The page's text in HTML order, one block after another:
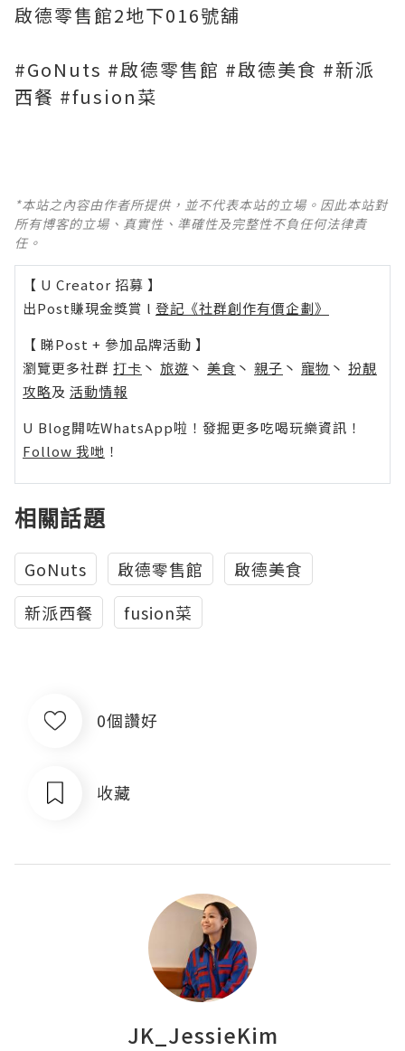
啟德零售館2地下016號舖
#GoNuts #啟德零售館 #啟德美食 #新派
西餐 #fusion菜
*本站之內容由作者所提供，並不代表本站的立場。因此本站對
所有博客的立場、真實性、準確性及完整性不負任何法律責
任。
【 U Creator 招募 】
出Post賺現金獎賞 l 登記《社群創作有價企劃》
【 睇Post + 參加品牌活動 】
瀏覽更多社群 打卡 丶 旅遊 丶 美食 丶 親子 丶 寵物 丶 扮靚
攻略及 活動情報
U Blog開咗WhatsApp啦！發掘更多吃喝玩樂資訊！
Follow 我哋 ！
相關話題
GoNuts 啟德零售館
啟德美食
新派西餐
fusion菜
0個讚好
收藏
JK_JessieKim